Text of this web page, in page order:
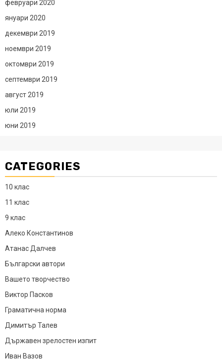
февруари 2020
януари 2020
декември 2019
ноември 2019
октомври 2019
септември 2019
август 2019
юли 2019
юни 2019
CATEGORIES
10 клас
11 клас
9 клас
Алеко Константинов
Атанас Далчев
Български автори
Вашето творчество
Виктор Пасков
Граматична норма
Димитър Талев
Държавен зрелостен изпит
Иван Вазов